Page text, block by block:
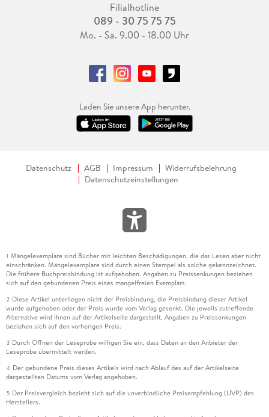
Filialhotline
089 - 30 75 75 75
Mo. - Sa. 9.00 - 18.00 Uhr
Laden Sie unsere App herunter.
Datenschutz AGB Impressum
Widerrufsbelehrung
Datenschutzeinstellungen
1 Mängelexemplare sind Bücher mit leichten Beschädigungen, die das Lesen aber nicht
einschränken. Mängelexemplare sind durch einen Stempel als solche gekennzeichnet.
Die frühere Buchpreisbindung ist aufgehoben. Angaben zu Preissenkungen beziehen
sich auf den gebundenen Preis eines mangelfreien Exemplars.
2 Diese Artikel unterliegen nicht der Preisbindung, die Preisbindung dieser Artikel
wurde aufgehoben oder der Preis wurde vom Verlag gesenkt. Die jeweils zutreffende
Alternative wird Ihnen auf der Artikelseite dargestellt. Angaben zu Preissenkungen
beziehen sich auf den vorherigen Preis.
3 Durch Öffnen der Leseprobe willigen Sie ein, dass Daten an den Anbieter der
Leseprobe übermittelt werden.
4 Der gebundene Preis dieses Artikels wird nach Ablauf des auf der Artikelseite
dargestellten Datums vom Verlag angehoben.
5 Der Preisvergleich bezieht sich auf die unverbindliche Preisempfehlung (UVP) des
Herstellers.